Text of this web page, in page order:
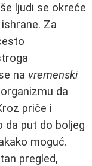
ljudi se okreće
Za
na vremenski
da
priče i
da put do boljeg
moguć.
pregled,